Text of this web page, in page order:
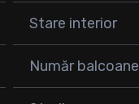
Stare interior
Număr balcoane